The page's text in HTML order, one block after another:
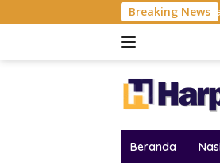
ke
Breaking News
Balas Dendam Dimulai Tak
Beranda